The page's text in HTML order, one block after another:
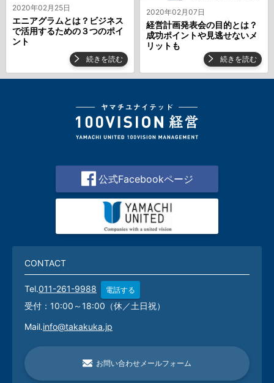
2020年02月25日
エニアグラムとは？ビジネス
で活用するための３つのポイ
ント
続きを読む
2020年02月07日
経営計画発表会の目的とは？
成功ポイントや見逃せないメ
リットも
続きを読む
公式Facebookページ
CONTACT
Tel.011-261-9988 電話する
受付：10:00～18:00（休／土日祝）
Mail.info@takakuka.jp
お問い合わせメールフォーム